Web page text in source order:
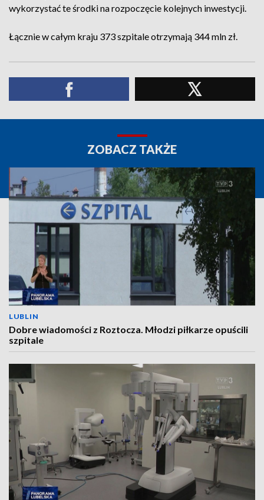
wykorzystać te środki na rozpoczęcie kolejnych inwestycji.
Łącznie w całym kraju 373 szpitale otrzymają 344 mln zł.
ZOBACZ TAKŻE
LUBLIN
Dobre wiadomości z Roztocza. Młodzi piłkarze opuścili
szpitale